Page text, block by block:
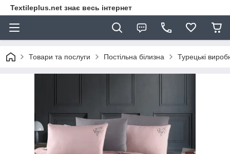
Textileplus.net знає весь інтернет
Товари та послуги Постільна білизна Турецькі